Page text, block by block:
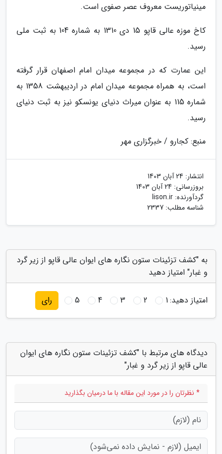
مینیاتوریست معروف عصر صفوی است.
کاخ موزه عالی قاپو 15 دی 1310 به شماره 104 به ثبت ملی
رسید.
این عمارت که در مجموعه میدان امام اصفهان قرار گرفته
است، به همراه مجموعه میدان امام در اردیبهشت 1358 به
شماره 115 به عنوان میراث دنیای یونسکو نیز به ثبت دنیای
رسید.
منبع: کجارو / خبرگزاری مهر
انتشار: 24 آبان 1403
بروزرسانی: 24 آبان 1403
گردآورنده: lison.ir
شناسه مطلب: 2337
به "کشف تزئینات ستون نگاره های ایوان عالی قاپو از زیر گرد
و غبار" امتیاز دهید
امتیاز دهید:1
2
3
4
5 رای
دیدگاه های مرتبط با "کشف تزئینات ستون نگاره های ایوان
عالی قاپو از زیر گرد و غبار"
* نظرتان را در مورد این مقاله با ما درمیان بگذارید